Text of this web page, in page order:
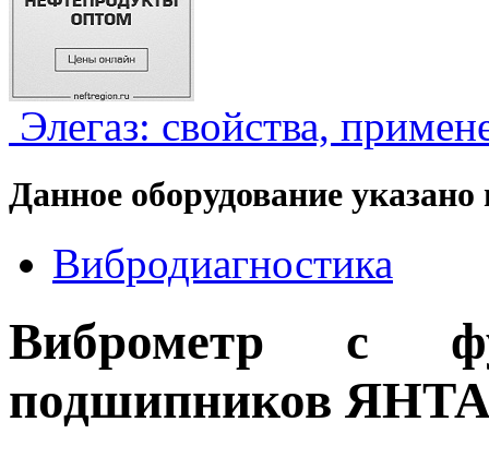
Элегаз: свойства,
Данное оборудование
Вибродиагностика
Виброметр с
подшипников